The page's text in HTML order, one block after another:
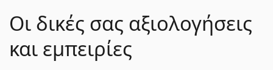
Οι δικές σας αξιολογήσεις
και εμπειρίες